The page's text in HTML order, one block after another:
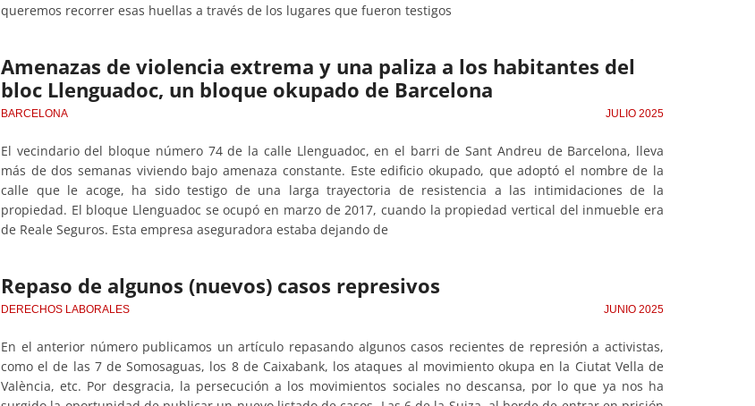
queremos recorrer esas huellas a través de los lugares que fueron testigos
Amenazas de violencia extrema y una paliza a los habitantes del
bloc Llenguadoc, un bloque okupado de Barcelona
BARCELONA JULIO 2025
El vecindario del bloque número 74 de la calle Llenguadoc, en el barri de Sant Andreu de Barcelona, lleva
más de dos semanas viviendo bajo amenaza constante. Este edificio okupado, que adoptó el nombre de la
calle que le acoge, ha sido testigo de una larga trayectoria de resistencia a las intimidaciones de la
propiedad. El bloque Llenguadoc se ocupó en marzo de 2017, cuando la propiedad vertical del inmueble era
de Reale Seguros. Esta empresa aseguradora estaba dejando de
Repaso de algunos (nuevos) casos represivos
DERECHOS LABORALES JUNIO 2025
En el anterior número publicamos un artículo repasando algunos casos recientes de represión a activistas,
como el de las 7 de Somosaguas, los 8 de Caixabank, los ataques al movimiento okupa en la Ciutat Vella de
València, etc. Por desgracia, la persecución a los movimientos sociales no descansa, por lo que ya nos ha